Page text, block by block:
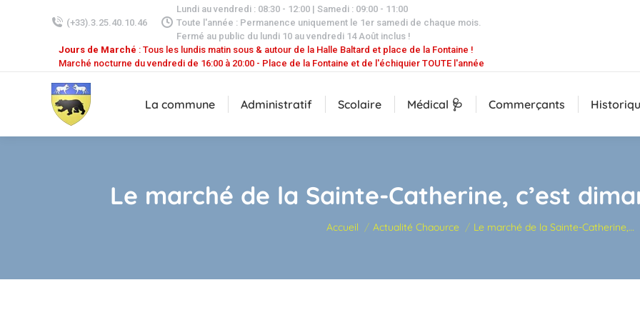
(+33).3.25.40.10.46
Lundi au vendredi : 08:30 - 12:00 | Samedi : 09:00 - 11:00
Toute l'année : Permanence uniquement le 1er samedi de chaque mois.
Fermé au public du lundi 10 au vendredi 14 Août inclus !
Jours de Marché : Tous les lundis matin sous & autour de la Halle Baltard et place de la Fontaine !
Marché nocturne du vendredi de 16:00 à 20:00 - Place de la Fontaine et de l'échiquier TOUTE l'année
La commune Administratif Scolaire Médical 🩺 Commerçants
Le marché de la Sainte-Catherine, c’est
Vous êtes ici :
Accueil Actualité Chaource Le marché de la Sainte-Catherine,…